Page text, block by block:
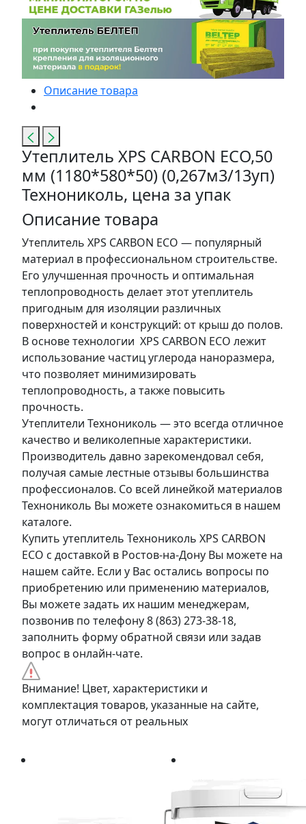
Описание товара
Утеплитель XPS CARBON ECO,50
мм (1180*580*50) (0,267м3/13уп)
Технониколь, цена за упак
Описание товара
Утеплитель XPS CARBON ECO — популярный
материал в профессиональном строительстве.
Его улучшенная прочность и оптимальная
теплопроводность делает этот утеплитель
пригодным для изоляции различных
поверхностей и конструкций: от крыш до полов.
В основе технологии XPS CARBON ECO лежит
использование частиц углерода наноразмера,
что позволяет минимизировать
теплопроводность, а также повысить
прочность.
Утеплители Технониколь — это всегда отличное
качество и великолепные характеристики.
Производитель давно зарекомендовал себя,
получая самые лестные отзывы большинства
профессионалов. Со всей линейкой материалов
Технониколь Вы можете ознакомиться в нашем
каталоге.
Купить утеплитель Технониколь XPS CARBON
ECO с доставкой в Ростов-на-Дону Вы можете на
нашем сайте. Если у Вас остались вопросы по
приобретению или применению материалов,
Вы можете задать их нашим менеджерам,
позвонив по телефону 8 (863) 273-38-18,
заполнить форму обратной связи или задав
вопрос в онлайн-чате.
Внимание! Цвет, характеристики и
комплектация товаров, указанные на сайте,
могут отличаться от реальных